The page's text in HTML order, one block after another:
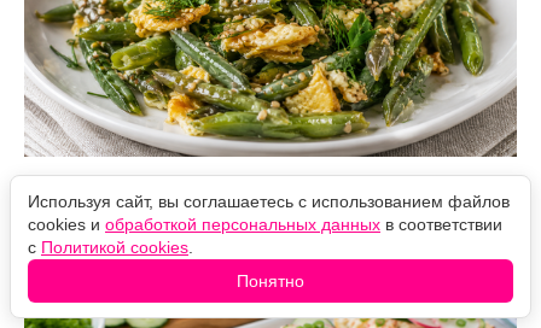
Крабовые палочки, сырок и яйца тру на терке: летние
бутерброды, которые готовятся за 10 минут
Используя сайт, вы соглашаетесь с использованием файлов
cookies и обработкой персональных данных в соответствии
с Политикой cookies
Понятно